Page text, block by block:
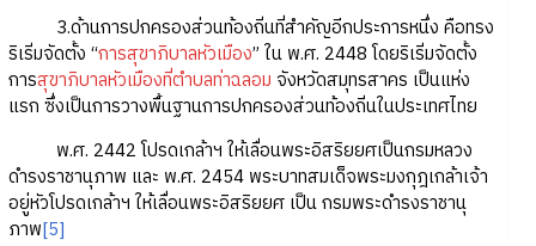
3.ด้านการปกครองส่วนท้องถิ่นที่สำคัญอีกประการหนึ่ง คือทรง
ริเริ่มจัดตั้ง “การสุขาภิบาลหัวเมือง” ใน พ.ศ. 2448 โดยริเริ่มจัดตั้ง
การสุขาภิบาลหัวเมืองที่ตำบลท่าฉลอม จังหวัดสมุทรสาคร เป็นแห่ง
แรก ซึ่งเป็นการวางพื้นฐานการปกครองส่วนท้องถิ่นในประเทศไทย
พ.ศ. 2442 โปรดเกล้าฯ ให้เลื่อนพระอิสริยยศเป็นกรมหลวง
ดำรงราชานุภาพ และ พ.ศ. 2454 พระบาทสมเด็จพระมงกุฎเกล้าเจ้า
อยู่หัวโปรดเกล้าฯ ให้เลื่อนพระอิสริยยศ เป็น กรมพระดำรงราชานุ
ภาพ[5]